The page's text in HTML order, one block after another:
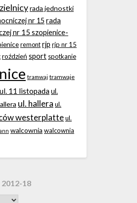
rada jednostki
nr 15 rada
nr 15 szopienice-
remont rjp rjp nr 15
roździeń sport spotkanie
tramwaj tramwaje
ul. 11 listopadaul.
ul. hallera ul.
westerplatteul.
walcownia walcownia
18